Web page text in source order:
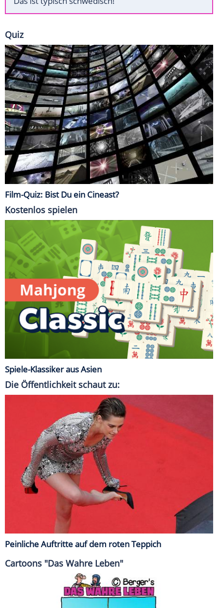
Quiz
Film-Quiz: Bist Du ein Cineast?
Kostenlos spielen
Spiele-Klassiker aus Asien
Die Öffentlichkeit schaut zu:
Peinliche Auftritte auf dem roten Teppich
Cartoons "Das Wahre Leben"